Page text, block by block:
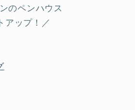
のペンハウス
アップ！／